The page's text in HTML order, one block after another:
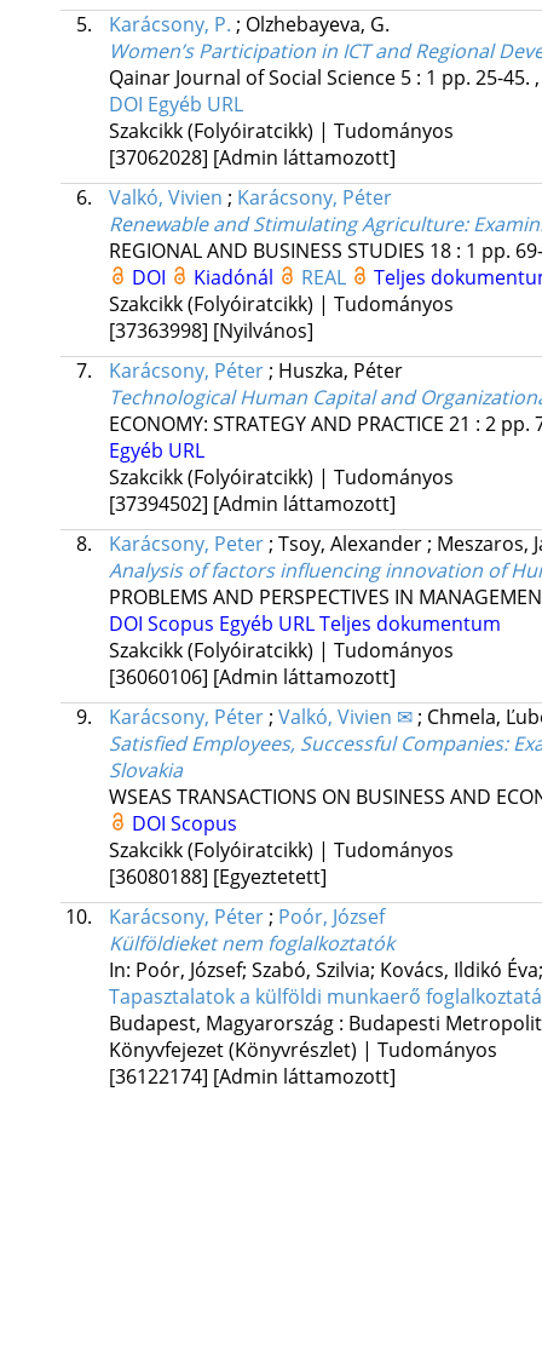
5.
Karácsony, P. ; Olzhebayeva, G.
Women’s Participation in ICT and Regional
Qainar Journal of Social Science 5: 1 pp. 25-45.
DOI Egyéb URL
Szakcikk (Folyóiratcikk) | Tudományos
[37062028] [Admin láttamozott]
6.
Valkó, Vivien ; Karácsony, Péter
Renewable and Stimulating Agriculture:
REGIONAL AND BUSINESS STUDIES 18: 1 pp.
DOI
Kiadónál REAL
Teljes
Szakcikk (Folyóiratcikk) | Tudományos
[37363998] [Nyilvános]
7.
Karácsony, Péter; Huszka, Péter
Technological Human Capital and
ECONOMY: STRATEGY AND PRACTICE 21 : 2 pp.
Egyéb URL
Szakcikk (Folyóiratcikk) | Tudományos
[37394502] [Admin láttamozott]
8.
Karácsony, Peter; Tsoy, Alexander; Meszaros,
Analysis of factors influencing innovation of
PROBLEMS AND PERSPECTIVES IN
DOI Scopus Egyéb URLTeljes dokumentum
Szakcikk (Folyóiratcikk) | Tudományos
[36060106] [Admin láttamozott]
9.
Karácsony, Péter; Valkó, Vivien ✉; Chmela,
Satisfied Employees, Successful Companies:
Slovakia
WSEAS TRANSACTIONS ON BUSINESS AND
DOI Scopus
Szakcikk (Folyóiratcikk) | Tudományos
[36080188] [Egyeztetett]
10.
Karácsony, Péter; Poór, József
Külföldieket nem foglalkoztatók
In: Poór, József; Szabó, Szilvia; Kovács, Ildikó
Tapasztalatok a külföldi munkaerő
Budapest, Magyarország : Budapesti
Könyvfejezet (Könyvrészlet) | Tudományos
[36122174] [Admin láttamozott]